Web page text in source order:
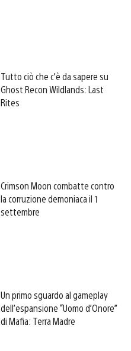
Tutto ciò che c’è da sapere su
Ghost Recon Wildlands: Last
Rites
Crimson Moon combatte contro
la corruzione demoniaca il 1
settembre
Un primo sguardo al gameplay
dell’espansione “Uomo d’Onore”
di Mafia: Terra Madre